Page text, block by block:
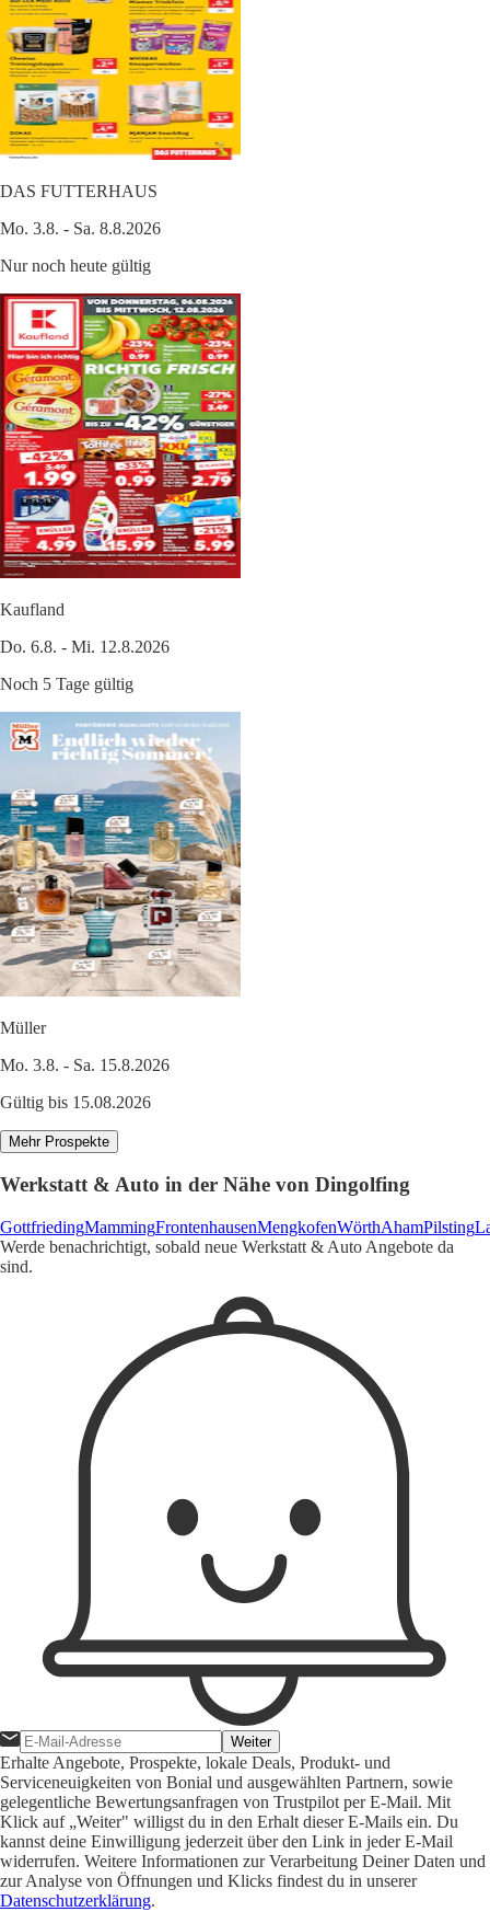
DAS FUTTERHAUS
Mo. 3.8. - Sa. 8.8.2026
Nur noch heute gültig
Kaufland
Do. 6.8. - Mi. 12.8.2026
Noch 5 Tage gültig
Müller
Mo. 3.8. - Sa. 15.8.2026
Gültig bis 15.08.2026
Mehr Prospekte
Werkstatt & Auto in der Nähe von Dingolfing
GottfriedingMammingFrontenhausenMengkofenWörthAhamPilsting
Werde benachrichtigt, sobald neue Werkstatt & Auto Angebote da
sind.
Weiter
Erhalte Angebote, Prospekte, lokale Deals, Produkt- und
Serviceneuigkeiten von Bonial und ausgewählten Partnern, sowie
gelegentliche Bewertungsanfragen von Trustpilot per E-Mail. Mit
Klick auf „Weiter" willigst du in den Erhalt dieser E-Mails ein. Du
kannst deine Einwilligung jederzeit über den Link in jeder E-Mail
widerrufen. Weitere Informationen zur Verarbeitung Deiner Daten und
zur Analyse von Öffnungen und Klicks findest du in unserer
Datenschutzerklärung.